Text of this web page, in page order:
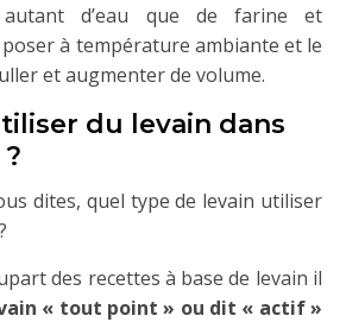
d’eau que de farine et
poser à température ambiante et le
et augmenter de volume.
du levain dans
dites, quel type de levain utiliser
des recettes à base de levain il
« tout point » ou dit « actif »